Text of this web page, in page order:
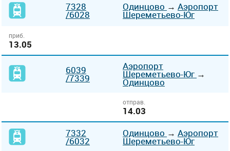
7328
/6028
Одинцово → Аэропорт
Шереметьево-Юг
приб.
13.05
6039
/7339
Аэропорт
Шереметьево-Юг →
Одинцово
отправ.
14.03
7332
/6032
Одинцово → Аэропорт
Шереметьево-Юг